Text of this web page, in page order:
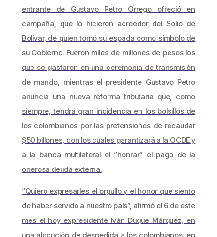
entrante de Gustavo Petro Orrego ofreció en
campaña, que lo hicieron acreedor del Solio de
Bolívar, de quien tomó su espada como símbolo de
su Gobierno. Fueron miles de millones de pesos los
que se gastaron en una ceremonia de transmisión
de mando, mientras el presidente Gustavo Petro
anuncia una nueva reforma tributaria que, como
siempre, tendrá gran incidencia en los bolsillos de
los colombianos por las pretensiones de recaudar
$50 billones, con los cuales garantizará a la OCDE y
a la banca multilateral el “honrar” el pago de la
onerosa deuda externa.
“Quiero expresarles el orgullo y el honor que siento
de haber servido a nuestro país”, afirmó el 6 de este
mes el hoy expresidente Iván Duque Márquez, en
una alocución de despedida a los colombianos, en